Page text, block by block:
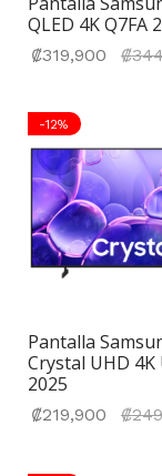
QLED 4K Q7FA
₡319,900 ₡
-12%
Pantalla
Crystal UHD 4K
2025
₡219,900 ₡